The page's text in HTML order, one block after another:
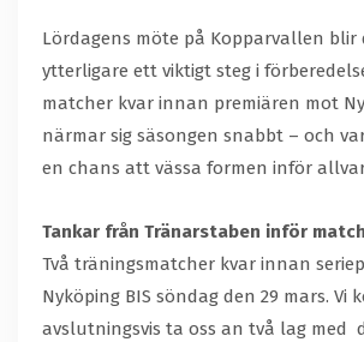
Lördagens möte på Kopparvallen blir
ytterligare ett viktigt steg i
matcher kvar innan premiären mot
närmar sig säsongen snabbt – och
en chans att vässa formen inför
Tankar från Tränarstaben inför
Två träningsmatcher kvar innan
Nyköping BIS söndag den 29 mars. Vi
avslutningsvis ta oss an två lag med